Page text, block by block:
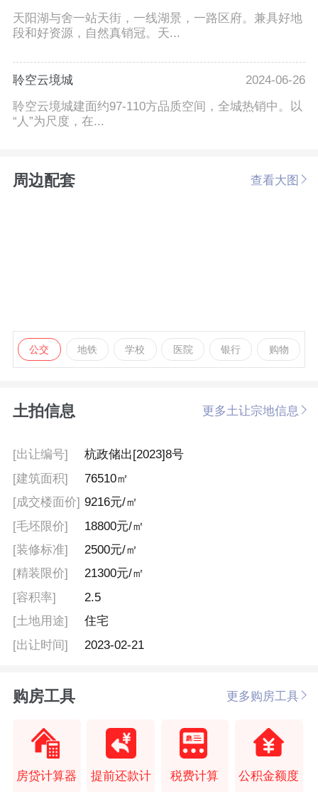
天阳湖与舍一站天街，一线湖景，一路区府。兼具好地
段和好资源，自然真销冠。天...
聆空云境城
2024-06-26
聆空云境城建面约97-110方品质空间，全城热销中。以
“人”为尺度，在...
周边配套 查看大图
公交 地铁 学校 医院 银行 购物
土拍信息 更多土让宗地信息
[出让编号]
杭政储出[2023]8号
[建筑面积]
76510㎡
[成交楼面价] 9216元/㎡
[毛坯限价]
18800元/㎡
[装修标准]
2500元/㎡
[精装限价]
21300元/㎡
[容积率]
2.5
[土地用途]
住宅
[出让时间]
2023-02-21
购房工具 更多购房工具
房贷计算器 提前还款计 税费计算 公积金额度